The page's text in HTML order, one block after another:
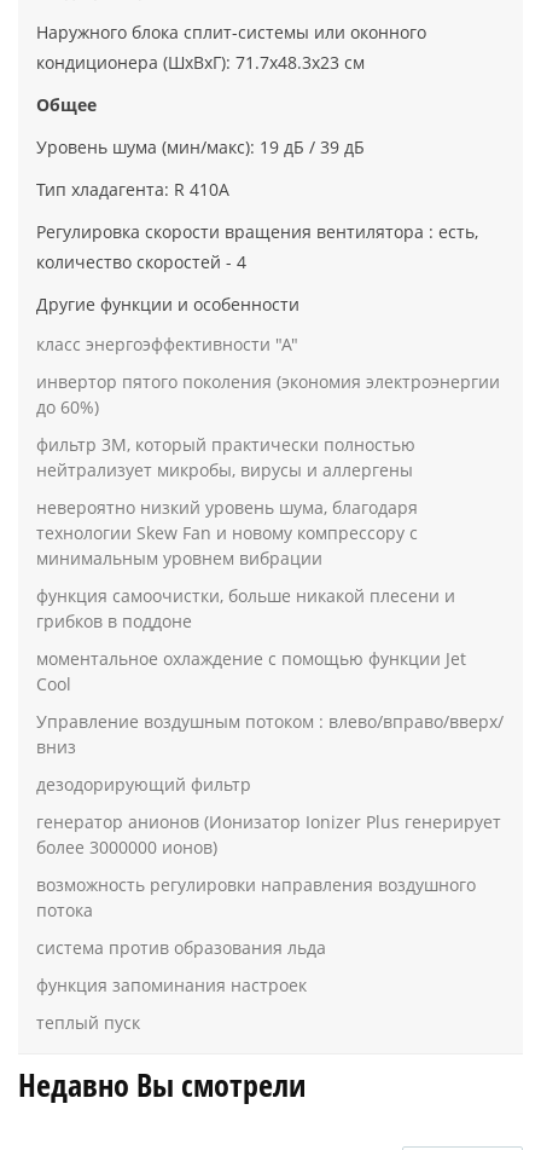
Наружного блока сплит-системы или оконного
кондиционера (ШxВxГ): 71.7x48.3x23 см
Общее
Уровень шума (мин/макс): 19 дБ / 39 дБ
Тип хладагента: R 410A
Регулировка скорости вращения вентилятора : есть,
количество скоростей - 4
Другие функции и особенности
класс энергоэффективности "А"
инвертор пятого поколения (экономия электроэнергии
до 60%)
фильтр 3М, который практически полностью
нейтрализует микробы, вирусы и аллергены
невероятно низкий уровень шума, благодаря
технологии Skew Fan и новому компрессору с
минимальным уровнем вибрации
функция самоочистки, больше никакой плесени и
грибков в поддоне
моментальное охлаждение с помощью функции Jet
Cool
Управление воздушным потоком : влево/вправо/вверх/
вниз
дезодорирующий фильтр
генератор анионов (Ионизатор Ionizer Plus генерирует
более 3000000 ионов)
возможность регулировки направления воздушного
потока
система против образования льда
функция запоминания настроек
теплый пуск
Недавно Вы смотрели